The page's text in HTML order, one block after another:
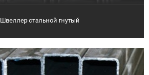
Швеллер стальной гнутый